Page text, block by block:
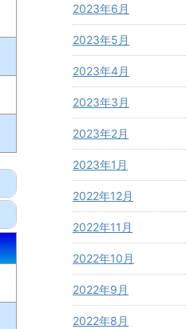
2023年6月
2023年5月
2023年4月
2023年3月
2023年2月
2023年1月
2022年12月
2022年11月
2022年10月
2022年9月
2022年8月